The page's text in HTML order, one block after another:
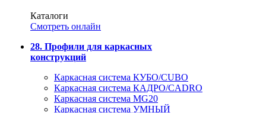
Каталоги
Смотреть онлайн
28. Профили для каркасных
конструкций
Каркасная система КУБО/CUBO
Каркасная система КАДРО/CADRO
Каркасная система MG20
Каркасная система УМНЫЙ